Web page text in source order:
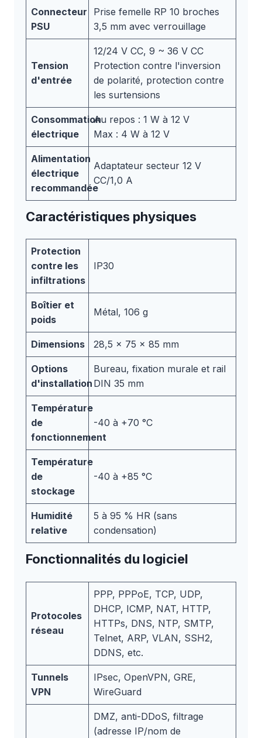
Connecteur
PSU
Prise femelle RP 10 broches
3,5 mm avec verrouillage
Tension
d'entrée
12/24 V CC, 9 ~ 36 V CC
Protection contre l'inversion
de polarité, protection contre
les surtensions
Consommation
électrique
Au repos : 1 W à 12 V
Max : 4 W à 12 V
Alimentation
électrique
recommandée
Adaptateur secteur 12 V
CC/1,0 A
Caractéristiques physiques
Protection
contre les
infiltrations
IP30
Boîtier et
poids
Métal, 106 g
Dimensions 28,5 x 75 x 85 mm
Options
d'installation
Bureau, fixation murale et rail
DIN 35 mm
Température
de
fonctionnement
-40 à +70 °C
Température
de
stockage
-40 à +85 °C
Humidité
relative
5 à 95 % HR (sans
condensation)
Fonctionnalités du logiciel
Protocoles
réseau
PPP, PPPoE, TCP, UDP,
DHCP, ICMP, NAT, HTTP,
HTTPs, DNS, NTP, SMTP,
Telnet, ARP, VLAN, SSH2,
DDNS, etc.
Tunnels
VPN
IPsec, OpenVPN, GRE,
WireGuard
DMZ, anti-DDoS, filtrage
(adresse IP/nom de